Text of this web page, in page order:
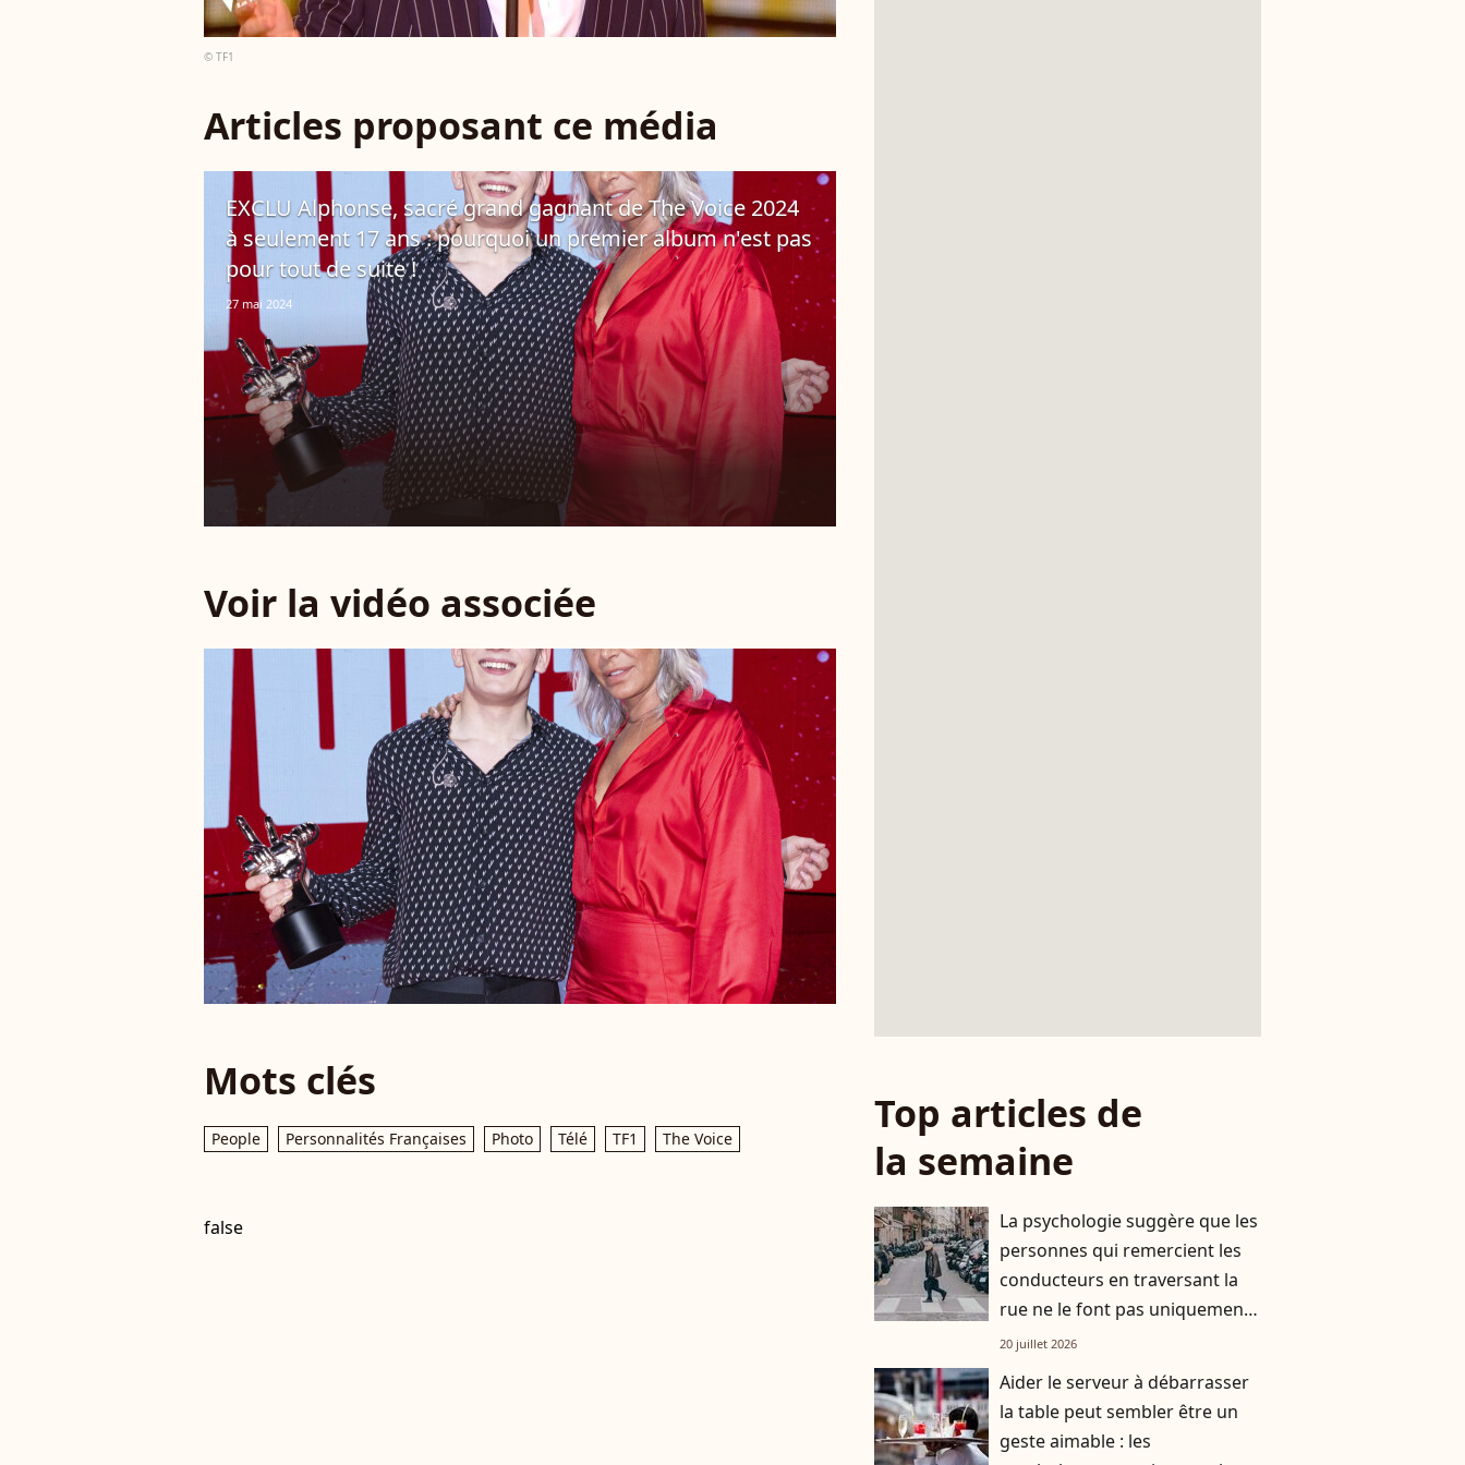
© TF1
Articles proposant ce média
EXCLU Alphonse, sacré grand gagnant de The Voice 2024
à seulement 17 ans : pourquoi un premier album n'est pas
pour tout de suite !
27 mai 2024
Voir la vidéo associée
Mots clés
People Personnalités Françaises Photo Télé TF1 The Voice
false
Top articles de
la semaine
La psychologie suggère que les
personnes qui remercient les
conducteurs en traversant la
rue ne le font pas uniquement
par gratitude
20 juillet 2026
Aider le serveur à débarrasser
la table peut sembler être un
geste aimable : les